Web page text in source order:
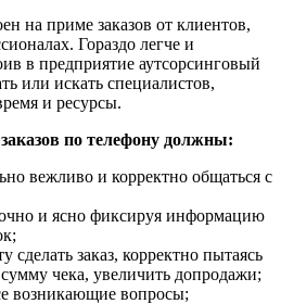
на приме заказов от клиентов,
Гораздо легче и
в предприятие аутсорсинговый
или искать специалистов,
и ресурсы.
по телефону должны:
вежливо и корректно общаться с
и ясно фиксируя информацию
сделать заказ, корректно пытаясь
чека, увеличить допродажи;
возникающие вопросы;